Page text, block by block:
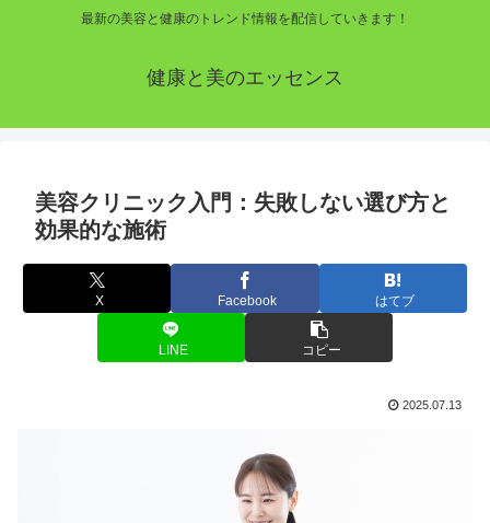
最新の美容と健康のトレンド情報を配信していきます！
健康と美のエッセンス
美容クリニック入門：失敗しない選び方と
効果的な施術
X Facebook はてブ
LINE コピー
2025.07.13